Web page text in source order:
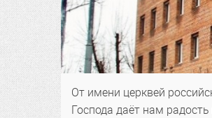
От имени церквей
Господа даёт нам